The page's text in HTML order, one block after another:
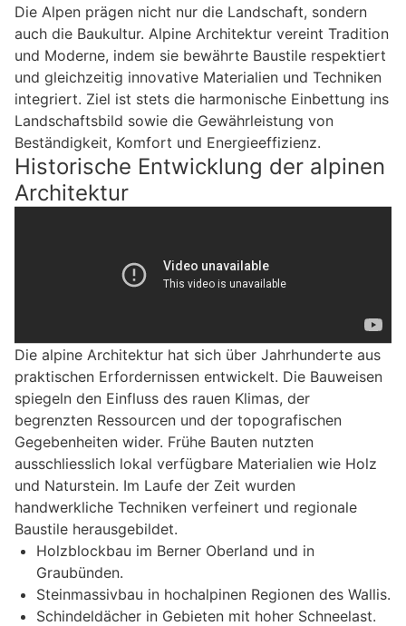
Die Alpen prägen nicht nur die Landschaft, sondern
auch die Baukultur. Alpine Architektur vereint Tradition
und Moderne, indem sie bewährte Baustile respektiert
und gleichzeitig innovative Materialien und Techniken
integriert. Ziel ist stets die harmonische Einbettung ins
Landschaftsbild sowie die Gewährleistung von
Beständigkeit, Komfort und Energieeffizienz.
Historische Entwicklung der alpinen
Architektur
Die alpine Architektur hat sich über Jahrhunderte aus
praktischen Erfordernissen entwickelt. Die Bauweisen
spiegeln den Einfluss des rauen Klimas, der
begrenzten Ressourcen und der topografischen
Gegebenheiten wider. Frühe Bauten nutzten
ausschliesslich lokal verfügbare Materialien wie Holz
und Naturstein. Im Laufe der Zeit wurden
handwerkliche Techniken verfeinert und regionale
Baustile herausgebildet.
Holzblockbau im Berner Oberland und in
Graubünden.
Steinmassivbau in hochalpinen Regionen des Wallis.
Schindeldächer in Gebieten mit hoher Schneelast.